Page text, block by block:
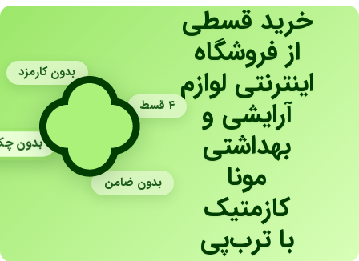
خرید قسطی
از فروشگاه
اینترنتی لوازم
آرایشی و
بهداشتی
مونا
کازمتیک
با ترب‌پی
بدون کارمزد
۴ قسط
بدون
بدون ضامن